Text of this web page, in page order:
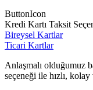
ButtonIcon
Kredi Kartı Taksit
Bireysel Kartlar
Ticari Kartlar
Anlaşmalı olduğumuz
seçeneği ile hızlı,